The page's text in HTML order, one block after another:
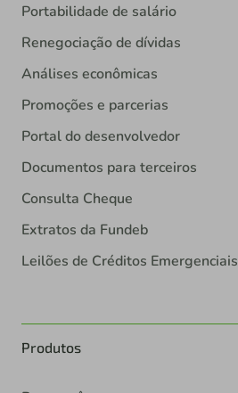
Portabilidade de salário
Renegociação de dívidas
Análises econômicas
Promoções e parcerias
Portal do desenvolvedor
Documentos para terceiros
Consulta Cheque
Extratos da Fundeb
Leilões de Créditos Emergenciais
Produtos